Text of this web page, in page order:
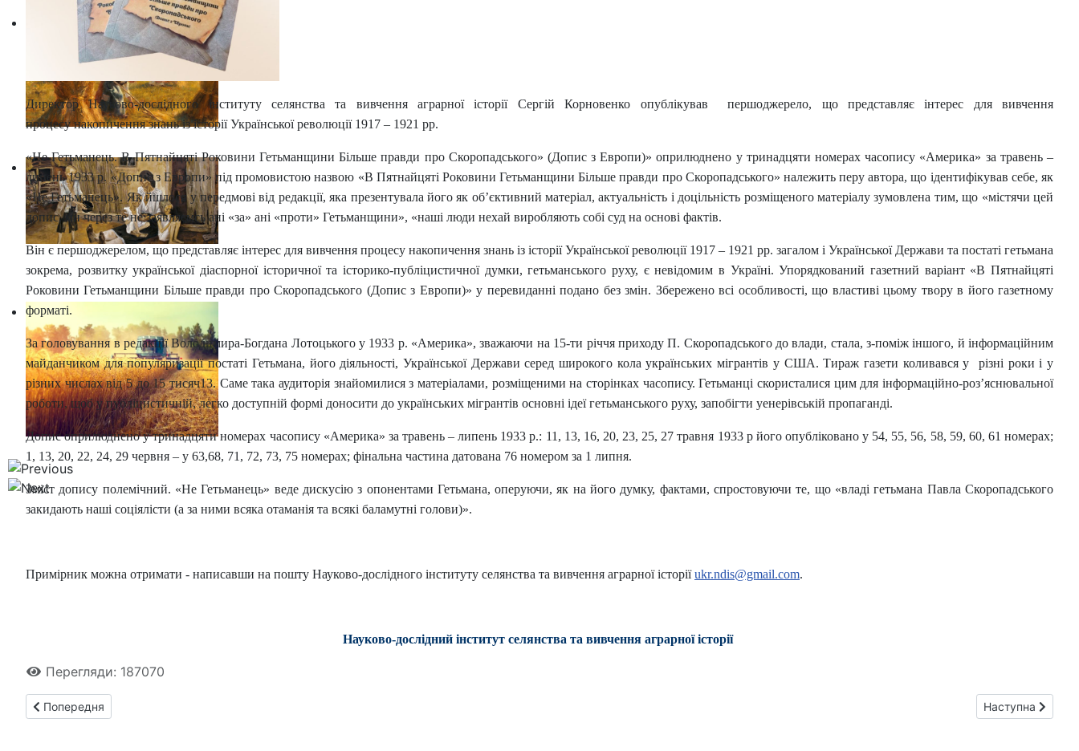
Директор Науково-дослідного інституту селянства та вивчення аграрної історії Сергій Корновенко опублікував першоджерело, що представляє інтерес для вивчення
процесу накопичення знань із історії Української революції 1917 – 1921 рр.
«Не Гетьманець. В Пятнайцяті Роковини Гетьманщини Більше правди про Скоропадського» (Допис з Европи)» оприлюднено у тринадцяти номерах часопису «Америка» за травень –
липень 1933 р. «Допис з Европи» під промовистою назвою «В Пятнайцяті Роковини Гетьманщини Більше правди про Скоропадського» належить перу автора, що ідентифікував себе, як
«Не Гетьманець». Як йшлося у передмові від редакції, яка презентувала його як об’єктивний матеріал, актуальність і доцільність розміщеного матеріалу зумовлена тим, що «містячи цей
допис, ми через те не заявляємсь ані «за» ані «проти» Гетьманщини», «наші люди нехай виробляють собі суд на основі фактів.
Він є першоджерелом, що представляє інтерес для вивчення процесу накопичення знань із історії Української революції 1917 – 1921 рр. загалом і Української Держави та постаті гетьмана
зокрема, розвитку української діаспорної історичної та історико-публіцистичної думки, гетьманського руху, є невідомим в Україні. Упорядкований газетний варіант «В Пятнайцяті
Роковини Гетьманщини Більше правди про Скоропадського (Допис з Европи)» у перевиданні подано без змін. Збережено всі особливості, що властиві цьому твору в його газетному
форматі.
За головування в редакції Володимира-Богдана Лотоцького у 1933 р. «Америка», зважаючи на 15-ти річчя приходу П. Скоропадського до влади, стала, з-поміж іншого, й інформаційним
майданчиком для популяризації постаті Гетьмана, його діяльності, Української Держави серед широкого кола українських мігрантів у США. Тираж газети коливався у різні роки і у
різних числах від 5 до 15 тисяч13. Саме така аудиторія знайомилися з матеріалами, розміщеними на сторінках часопису. Гетьманці скористалися цим для інформаційно-роз’яснювальної
роботи, щоб у публіцистичній, легко доступній формі доносити до українських мігрантів основні ідеї гетьманського руху, запобігти уенерівській пропаганді.
Допис оприлюднено у тринадцяти номерах часопису «Америка» за травень – липень 1933 р.: 11, 13, 16, 20, 23, 25, 27 травня 1933 р його опубліковано у 54, 55, 56, 58, 59, 60, 61 номерах;
1, 13, 20, 22, 24, 29 червня – у 63,68, 71, 72, 73, 75 номерах; фінальна частина датована 76 номером за 1 липня.
Зміст допису полемічний. «Не Гетьманець» веде дискусію з опонентами Гетьмана, оперуючи, як на його думку, фактами, спростовуючи те, що «владі гетьмана Павла Скоропадського
закидають наші соціялісти (а за ними всяка отаманія та всякі баламутні голови)».
Примірник можна отримати - написавши на пошту Науково-дослідного інституту селянства та вивчення аграрної історіїukr.ndis@gmail.com.
Науково-дослідний інститут селянства та вивчення аграрної історії
Перегляди: 187070
Попередня стаття: Перша літня аграрно-історична школа-експедиція НДІСВАІ
Попередня Наступна стаття:
Наступна